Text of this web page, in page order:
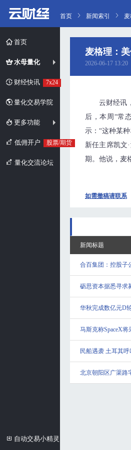
首页
水母量化
财经快讯 7x24
量化交易学院
更多功能
低佣开户 股票/期货
量化交流论坛
自动交易小精灵
首页 新闻索引
麦格理：
2026-06-17
云财经讯
后，本周“常
示：“这种某
新任主席凯文
期。他说，麦
如需撤稿请联系
新闻标题
合百集团：控股子
砺思资本据悉寻求
华秋完成数亿元D
马斯克称SpaceX
民船遇袭 土耳其
北京朝阳区广渠路